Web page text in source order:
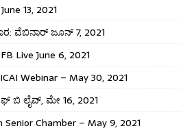
13, 2021
ವೆಬಿನಾರ್ ಜೂನ್ 7, 2021
Live June 6, 2021
Webinar – May 30, 2021
ಬಿ ಲೈವ್, ಮೇ 16, 2021
Chamber – May 9, 2021